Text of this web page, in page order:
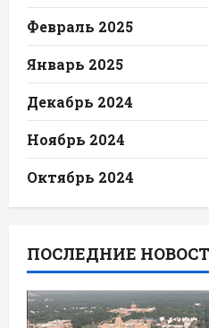
Февраль 2025
Январь 2025
Декабрь 2024
Ноябрь 2024
Октябрь 2024
ПОСЛЕДНИЕ